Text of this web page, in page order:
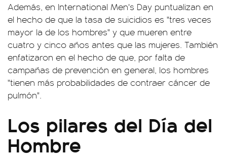
Además, en International Men's Day puntualizan en
el hecho de que la tasa de suicidios es "tres veces
mayor la de los hombres" y que mueren entre
cuatro y cinco años antes que las mujeres. También
enfatizaron en el hecho de que, por falta de
campañas de prevención en general, los hombres
"tienen más probabilidades de contraer cáncer de
pulmón".
Los pilares del Día del
Hombre